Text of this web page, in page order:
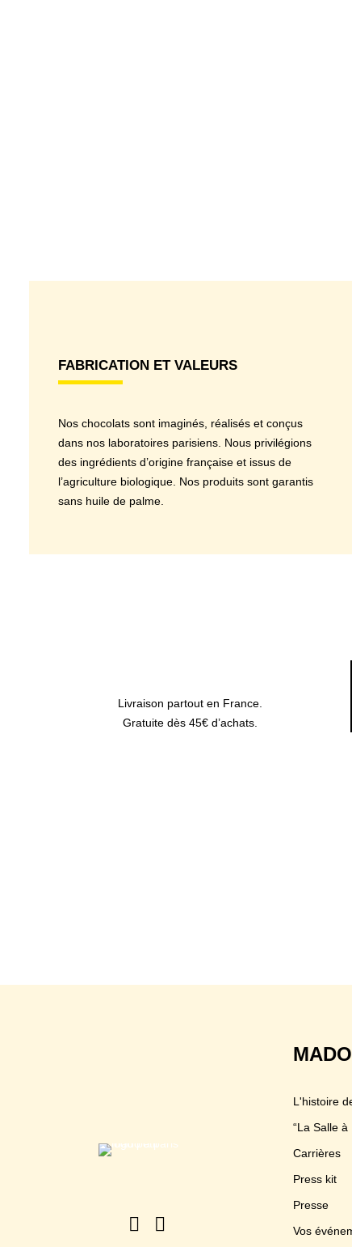
FABRICATION ET VALEURS
Nos chocolats sont imaginés, réalisés et conçus
dans nos laboratoires parisiens. Nous privilégions
des ingrédients d’origine française et issus de
l’agriculture biologique. Nos produits sont garantis
sans huile de palme.
Livraison partout en France.
Gratuite dès 45€ d’achats.
L'histoire
“La Salle
Carrières
Press kit
Presse
Vos